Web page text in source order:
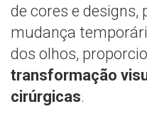
de cores e
mudança
dos olhos,
transformação
cirúrgicas.